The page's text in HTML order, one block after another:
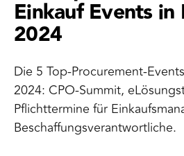
Einkauf Events in
2024
Die 5 Top-Procurement-
2024: CPO-Summit,
Pflichttermine für
Beschaffungsverantwortliche.